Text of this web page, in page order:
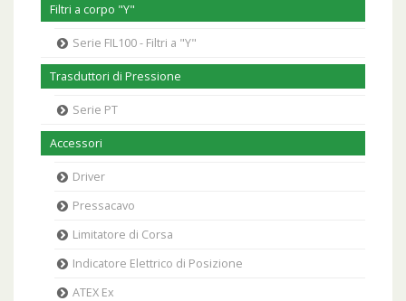
Filtri a corpo "Y"
Serie FIL100 - Filtri a "Y"
Trasduttori di Pressione
Serie PT
Accessori
Driver
Pressacavo
Limitatore di Corsa
Indicatore Elettrico di Posizione
ATEX Ex